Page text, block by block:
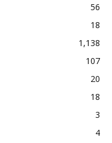
56
18
1,138
107
20
18
3
4